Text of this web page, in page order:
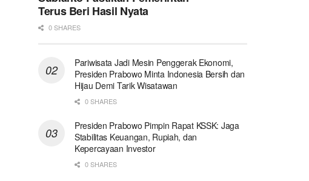
Terus Beri Hasil Nyata
0 SHARES
Pariwisata Jadi Mesin Penggerak Ekonomi,
Presiden Prabowo Minta Indonesia Bersih dan
Hijau Demi Tarik Wisatawan
0 SHARES
Presiden Prabowo Pimpin Rapat KSSK: Jaga
Stabilitas Keuangan, Rupiah, dan
Kepercayaan Investor
0 SHARES